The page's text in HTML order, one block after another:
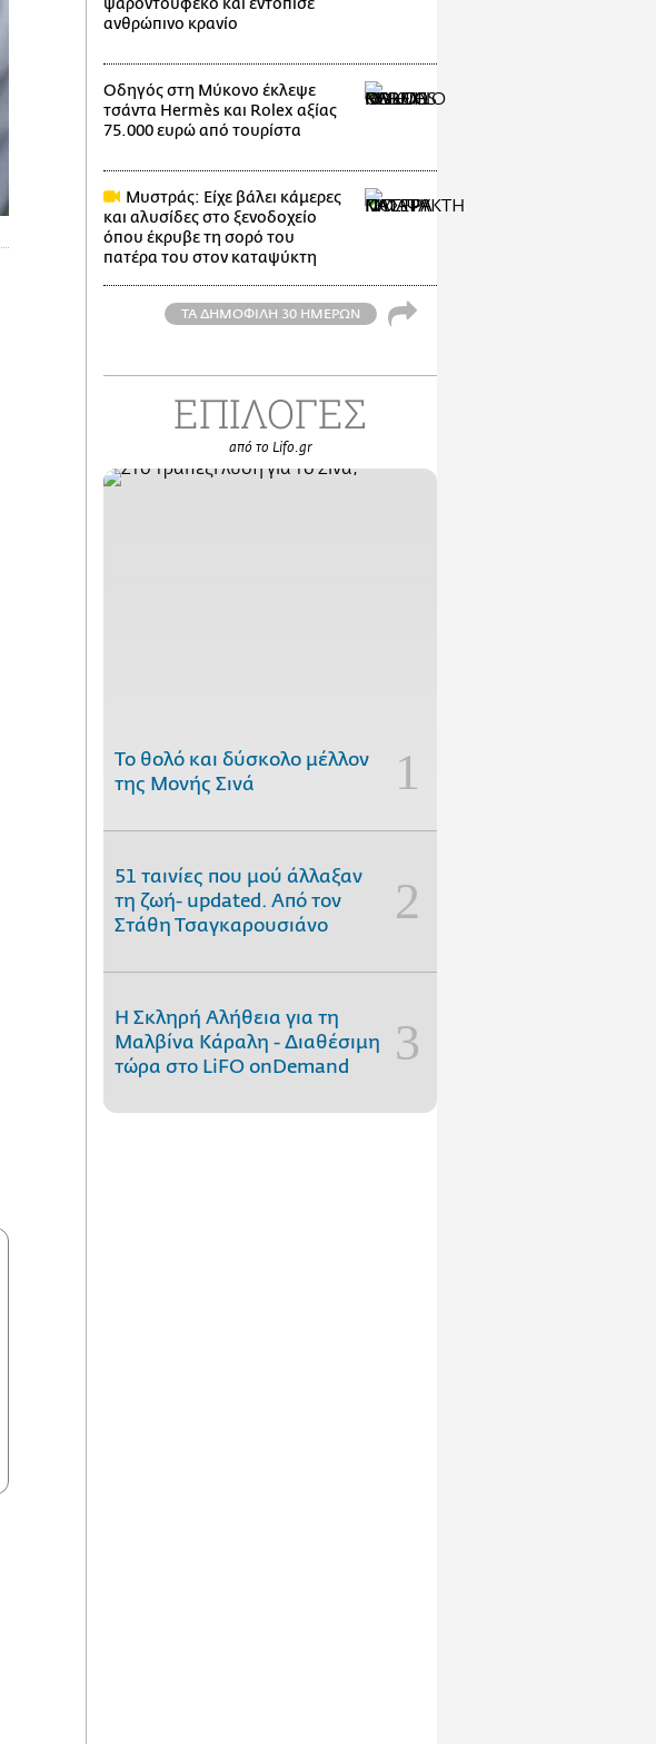
ψαροντούφεκο και εντόπισε
ανθρώπινο κρανίο
Οδηγός στη Μύκονο έκλεψε
τσάντα Hermès και Rolex αξίας
75.000 ευρώ από τουρίστα
Μυστράς: Είχε βάλει κάμερες
και αλυσίδες στο ξενοδοχείο
όπου έκρυβε τη σορό του
πατέρα του στον καταψύκτη
ΤΑ ΔΗΜΟΦΙΛΗ 30 ΗΜΕΡΩΝ
ΕΠΙΛΟΓΕΣ
από το Lifo.gr
Το θολό και δύσκολο μέλλον
της Μονής Σινά
51 ταινίες που μού άλλαξαν
τη ζωή- updated. Aπό τον
Στάθη Τσαγκαρουσιάνο
Η Σκληρή Αλήθεια για τη
Μαλβίνα Κάραλη - Διαθέσιμη
τώρα στo LiFO onDemand